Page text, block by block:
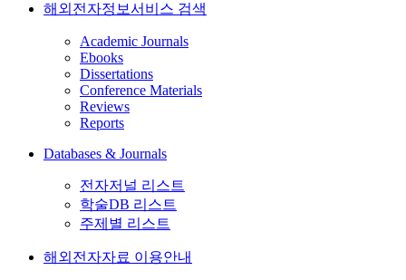
해외전자정보서비스 검색
Academic Journals
Ebooks
Dissertations
Conference Materials
Reviews
Reports
Databases & Journals
전자저널 리스트
학술DB 리스트
주제별 리스트
해외전자자료 이용안내